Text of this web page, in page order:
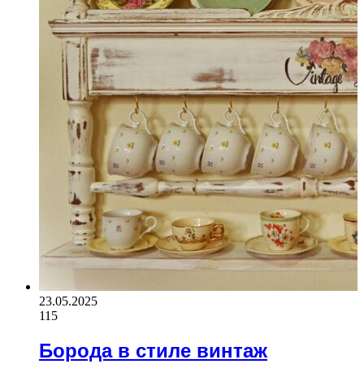
23.05.2025
115
Борода в стиле винтаж